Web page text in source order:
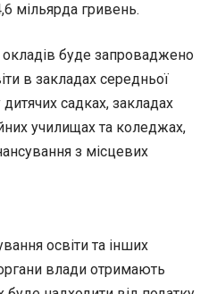
мільярда гривень.
окладів буде запроваджено
в закладах середньої
садках, закладах
училищах та коледжах,
з місцевих
освіти та інших
влади отримають